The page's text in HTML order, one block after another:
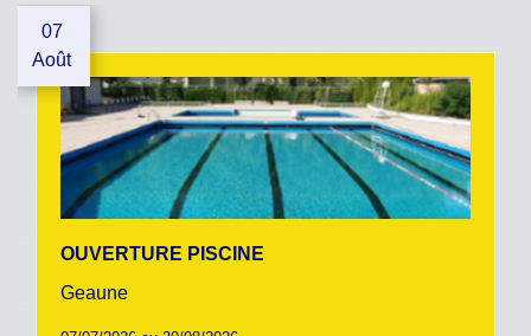
07
Août
OUVERTURE PISCINE
Geaune